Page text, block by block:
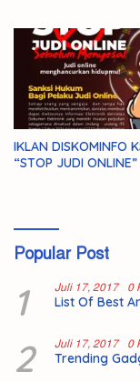
IKLAN DISKOMINFO
“STOP JUDI ONLINE”
Popular Post
1 Juli 17, 2017 0
List Of Best
2 Juli 17, 2017 0
Trending